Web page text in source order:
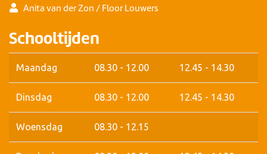
Anita van der Zon / Floor Louwers
Schooltijden
Maandag 08.30 - 12.00 12.45 - 14.30
Dinsdag 08.30 - 12.00 12.45 - 14.30
Woensdag 08.30 - 12.15